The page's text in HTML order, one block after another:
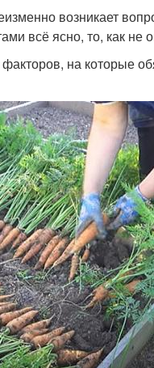
возникает
всё ясно, то, как не
факторов, на которые